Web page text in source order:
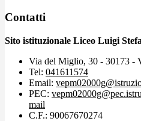
Contatti
Sito istituzionale Liceo Luigi
Via del Miglio, 30 - 30173 -
Tel: 041611574
Email:
PEC:
mail
C.F.: 90067670274